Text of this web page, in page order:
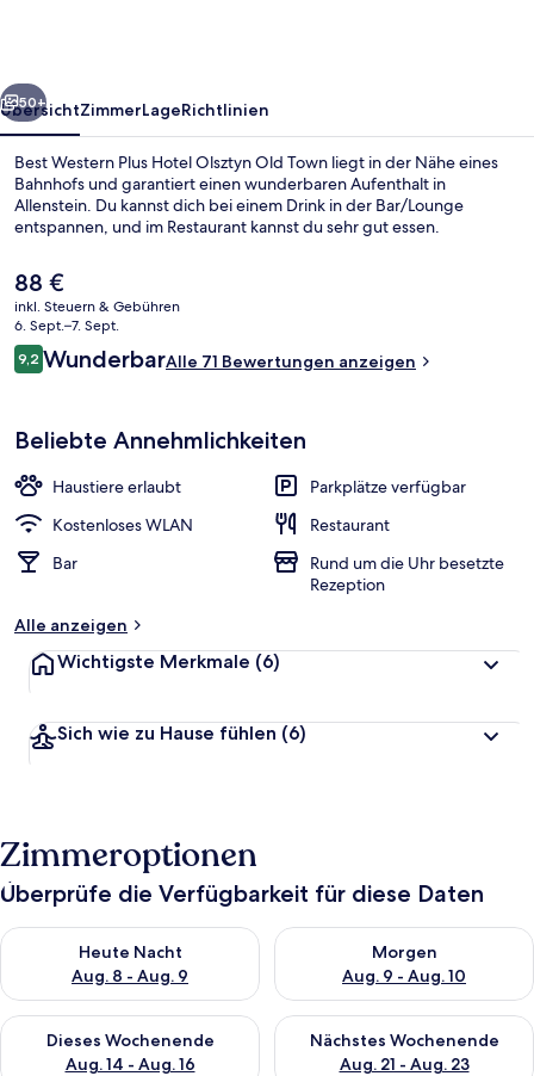
Town
Bar (in der Unterkunft)
Weiter
50+
ÜbersichtZimmerLageRichtlinien
Best Western Plus Hotel Olsztyn Old Town liegt in der Nähe eines
Bahnhofs und garantiert einen wunderbaren Aufenthalt in
Allenstein. Du kannst dich bei einem Drink in der Bar/Lounge
entspannen, und im Restaurant kannst du sehr gut essen.
Der
aktuelle
Preis
beträgt
88 €.
88 €
inkl. Steuern & Gebühren
6. Sept.–7. Sept.
Bewertungen
9,29,2 von 10.
WunderbarAlle 71 Bewertungen anzeigen
Beliebte Annehmlichkeiten
Haustiere erlaubt
Parkplätze verfügbar
Kostenloses WLAN
Restaurant
Bar
Rund um die Uhr besetzte
Rezeption
Alle anzeigen
Wichtigste Merkmale (6)
Sich wie zu Hause fühlen (6)
Zimmeroptionen
Überprüfe die Verfügbarkeit für diese Daten
Heute Nacht
Aug. 8 - Aug. 9
Überprüfe die Verfügbarkeit für heute Nacht, Aug. 8 - Aug. 9.
Morgen
Aug. 9 - Aug. 10
Überprüfe die Verfügbarkeit
Dieses Wochenende
Aug. 14 - Aug. 16
Überprüfe die Verfügbarkeit für dieses Wochenende, Aug. 14
Nächstes Wochenende
Aug. 21 - Aug. 23
Überprüfe die Verfügbarkeit